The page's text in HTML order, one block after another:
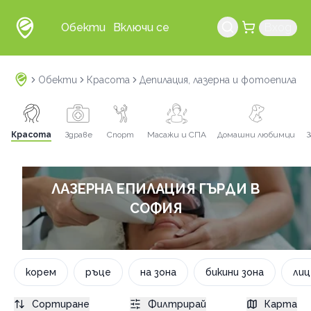
Обекти Включи се
Обекти Красота Депилация, лазерна и
Красота Здраве Спорт Масажи и СПА Домашни любимци
ЛАЗЕРНА ЕПИЛАЦИЯ ГЪРДИ В
СОФИЯ
корем ръце на зона бикини зона
Сортиране Филтрирай Карта